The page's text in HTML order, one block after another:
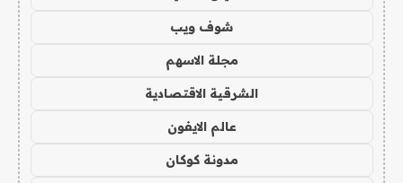
شوف ويب
مجلة الاسهم
الشرقية الاقتصادية
عالم الايفون
مدونة كوكان